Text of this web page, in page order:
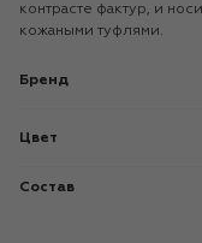
контрасте фактур, и
кожаными туфлями.
Бренд
Цвет
Состав